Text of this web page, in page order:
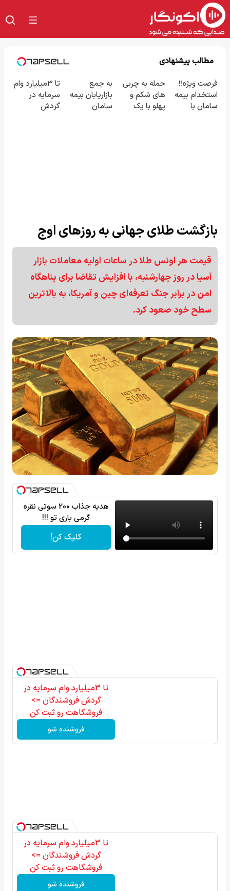
مطالب پیشنهادی
فرصت ویژه‼️
استخدام بیمه
سامان با
حمله به چربی
های شکم و
پهلو با یک
به جمع
بازاریابان بیمه
سامان
تا 3میلیارد وام
سرمایه در
گردش
بازگشت طلای جهانی به روزهای اوج
قیمت هر اونس طلا در ساعات اولیه معاملات بازار
آسیا در روز چهارشنبه، با افزایش تقاضا برای پناهگاه
امن در برابر جنگ تعرفه‌ای چین و آمریکا، به بالاترین
سطح خود صعود کرد.
هدیه جذاب 200 سوتی نقره
گرمی باری تو !!!
کلیک کن!
تا 3میلیارد وام سرمایه در
گردش فروشندگان =>
فروشگاهت رو ثبت کن
فروشنده شو
تا 3میلیارد وام سرمایه در
گردش فروشندگان =>
فروشگاهت رو ثبت کن
فروشنده شو